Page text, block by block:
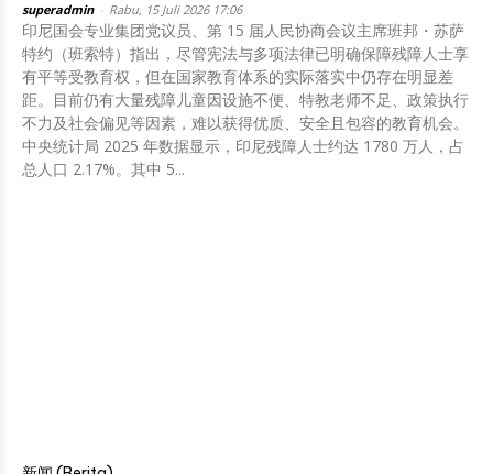
superadmin Rabu, 15 Juli 2026 17:06
印尼国会专业集团党议员、第 15 届人民协商会议主席班邦・苏萨
特约（班索特）指出，尽管宪法与多项法律已明确保障残障人士享
有平等受教育权，但在国家教育体系的实际落实中仍存在明显差
距。目前仍有大量残障儿童因设施不便、特教老师不足、政策执行
不力及社会偏见等因素，难以获得优质、安全且包容的教育机会。
中央统计局 2025 年数据显示，印尼残障人士约达 1780 万人，占
总人口 2.17%。其中 5...